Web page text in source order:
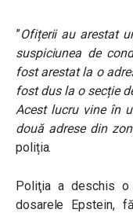
”Ofițerii au arestat
suspiciunea de
fost arestat la o
fost dus la o secție
Acest lucru vine în
două adrese din
poliția.
Poliţia a deschis o
dosarele Epstein,